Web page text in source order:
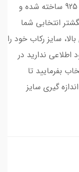
رکاب انگشتر از نقره اصل با عیار بین المللی 925 ساخته شده و
انتخابی شما
سایز رکاب خود را
اطلاعی ندارید در
بفرمایید تا
گیری سایز